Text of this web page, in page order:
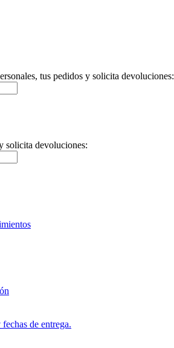
tus pedidos y solicita devoluciones:
solicita devoluciones:
de entrega.